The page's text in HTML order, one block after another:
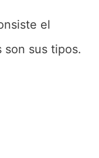
el
son sus tipos.